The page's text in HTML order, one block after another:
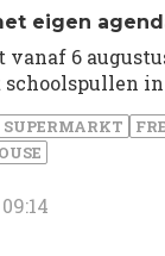
eigen
6
schoolspullen
SUPERMARKT